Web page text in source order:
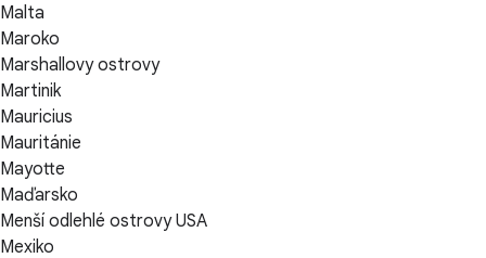
Malta
Maroko
Marshallovy ostrovy
Martinik
Mauricius
Mauritánie
Mayotte
Maďarsko
Menší odlehlé ostrovy USA
Mexiko